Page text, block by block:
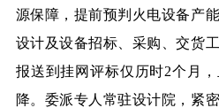
源保障，提前预判火电设备产
设计及设备招标、采购、交货
报送到挂网评标仅历时2个月
降。委派专人常驻设计院，紧